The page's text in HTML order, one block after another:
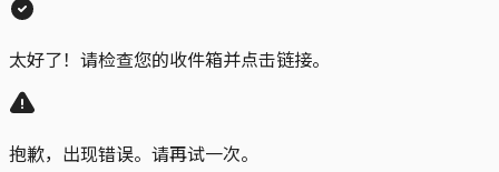
太好了！请检查您的收件箱并点击链接。
抱歉，出现错误。请再试一次。